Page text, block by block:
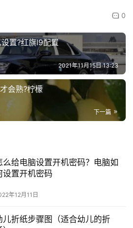
0
置?红旗l9配置
2021年11月15日 13:23
会熟?柠檬
下一篇
么给电脑设置开机密码？电脑如
设置开机密码
年12月11日
儿折纸步骤图（适合幼儿的折